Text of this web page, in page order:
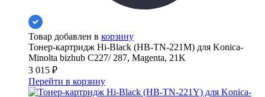
Товар добавлен в корзину
Тонер-картридж Hi-Black (HB-TN-221M) для Konica-
Minolta bizhub C227/ 287, Magenta, 21K
3 015 ₽
Перейти в корзину